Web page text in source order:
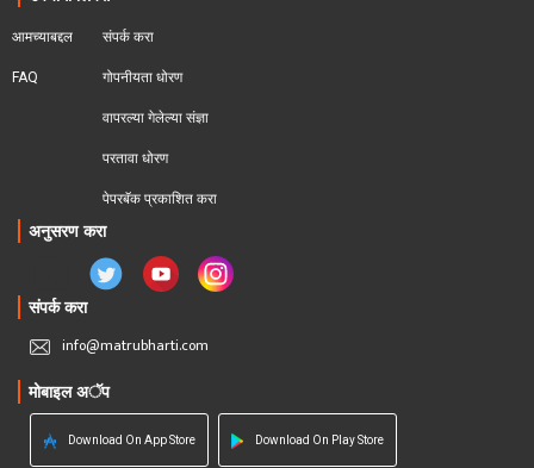
आमच्याबद्दल
FAQ
संपर्क करा
गोपनीयता धोरण
वापरल्या गेलेल्या संज्ञा
परतावा धोरण
पेपरबॅक प्रकाशित करा
अनुसरण करा
संपर्क करा
info@matrubharti.com
मोबाइल अॅप
Download On App Store Download On Play Store